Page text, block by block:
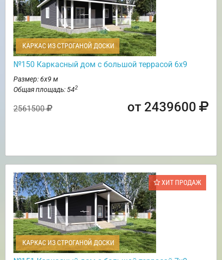
КАРКАС ИЗ СТРОГАНОЙ ДОСКИ
№150 Каркасный дом с большой террасой 6х9
Размер: 6х9 м
Общая площадь: 542
2561500 от 2439600
ХИТ ПРОДАЖ
КАРКАС ИЗ СТРОГАНОЙ ДОСКИ